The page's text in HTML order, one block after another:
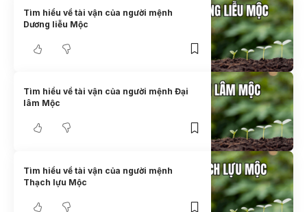
Tìm hiểu về tài vận của người mệnh
Dương liễu Mộc
Tìm hiểu về tài vận của người mệnh Đại
lâm Mộc
Tìm hiểu về tài vận của người mệnh
Thạch lựu Mộc